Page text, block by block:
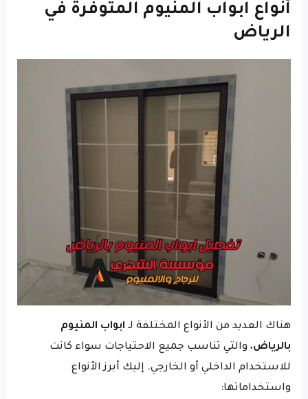
أنواع ابواب المنيوم المتوفرة في
الرياض
هناك العديد من الأنواع المختلفة لـ ابواب المنيوم
بالرياض، والتي تناسب جميع الاحتياجات سواء كانت
للاستخدام الداخلي أو الخارجي. إليك أبرز الأنواع
واستخداماتها: